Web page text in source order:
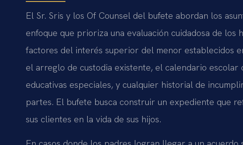
El Sr. Sris y los Of Counsel del bufete abordan los
enfoque que prioriza una evaluación cuidadosa de los
factores del interés superior del menor establecidos
el arreglo de custodia existente, el calendario escolar
educativas especiales, y cualquier historial de
partes. El bufete busca construir un expediente que
sus clientes en la vida de sus hijos.